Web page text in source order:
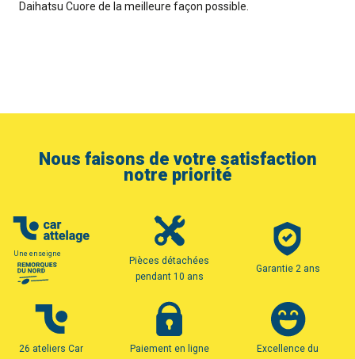
Daihatsu Cuore de la meilleure façon possible.
Nous faisons de votre satisfaction
notre priorité
Une enseigne
Pièces détachées
pendant 10 ans
Garantie 2 ans
26 ateliers Car
Paiement en ligne
Excellence du